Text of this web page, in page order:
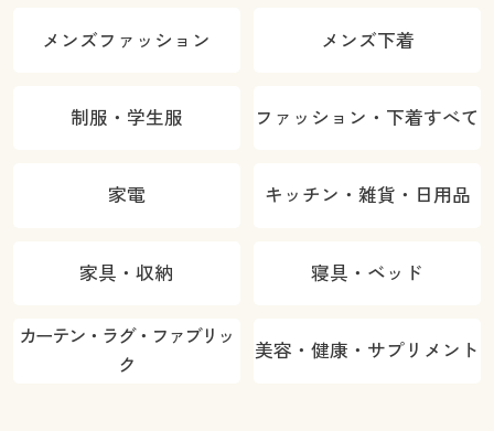
メンズファッション メンズ下着
制服・学生服 ファッション・下着すべて
家電 キッチン・雑貨・日用品
家具・収納 寝具・ベッド
カーテン・ラグ・ファブリッ
ク
美容・健康・サプリメント